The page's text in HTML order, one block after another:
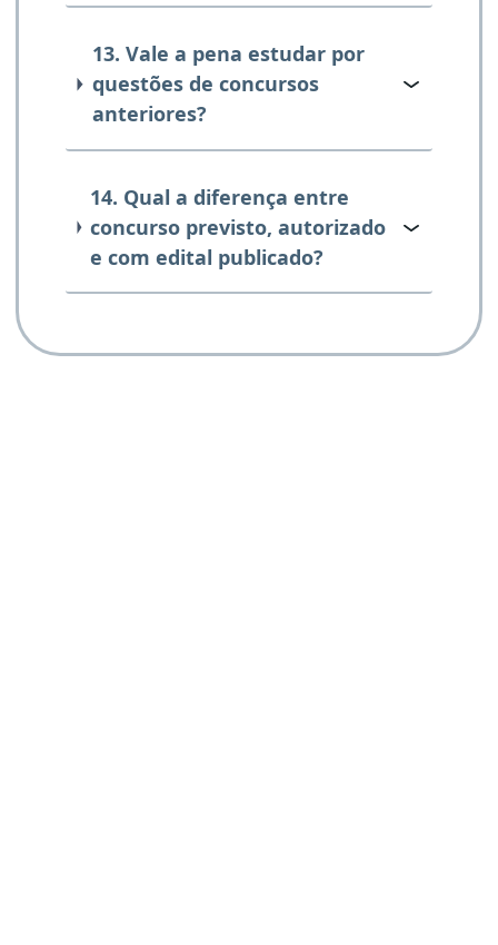
13. Vale a pena estudar por
questões de concursos
anteriores?
14. Qual a diferença entre
concurso previsto, autorizado
e com edital publicado?